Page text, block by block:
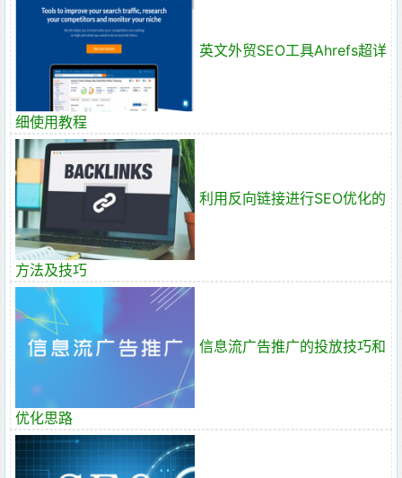
英文外贸SEO工具Ahrefs超详
细使用教程
利用反向链接进行SEO优化的
方法及技巧
信息流广告推广的投放技巧和
优化思路